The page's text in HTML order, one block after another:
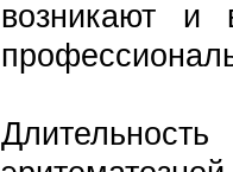
возникают и